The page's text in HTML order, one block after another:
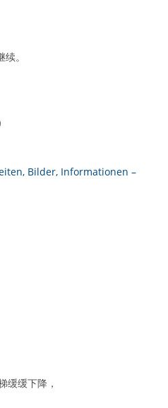
。
Bilder, Informationen –
缓下降，